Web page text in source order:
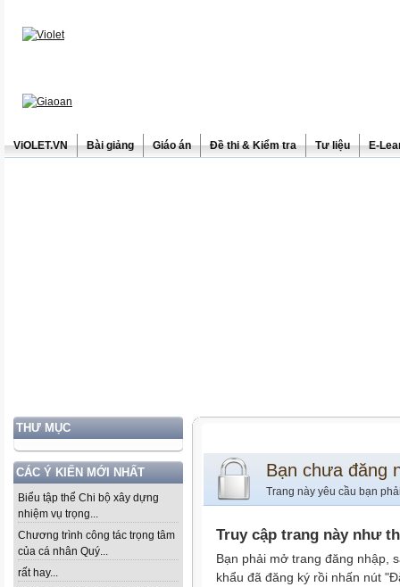
ViOLET.VN Bài giảng Giáo án Đề thi & Kiểm tra Tư liệu E-
THƯ MỤC
CÁC Ý KIẾN MỚI NHẤT
Biểu tập thể Chi bộ xây dựng
nhiệm vụ trọng...
Chương trình công tác trọng tâm
của cá nhân Quý...
rất hay...
Bạn chưa đăng
Trang này yêu cầu bạn
Truy cập trang này như
Bạn phải mở trang đăng nhập,
khẩu đã đăng ký rồi nhấn nút